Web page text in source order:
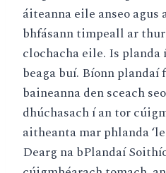
áiteanna eile anseo
bhfásann timpeall ar
clochacha eile. Is planda
beaga buí. Bíonn plandaí
baineanna den sceach
dhúchasach í an tor
aitheanta mar phlanda
Dearg na bPlandaí